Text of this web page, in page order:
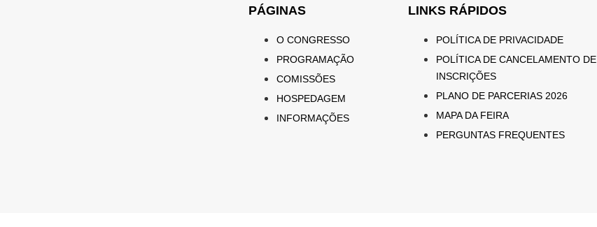
PÁGINAS
O CONGRESSO
PROGRAMAÇÃO
COMISSÕES
HOSPEDAGEM
INFORMAÇÕES
LINKS RÁPIDOS
POLÍTICA DE PRIVACIDADE
POLÍTICA DE CANCELAMENTO DE
INSCRIÇÕES
PLANO DE PARCERIAS 2026
MAPA DA FEIRA
PERGUNTAS FREQUENTES